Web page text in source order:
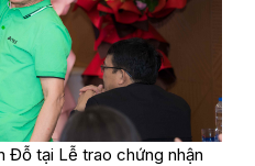
Đỗ tại Lễ trao chứng nhận